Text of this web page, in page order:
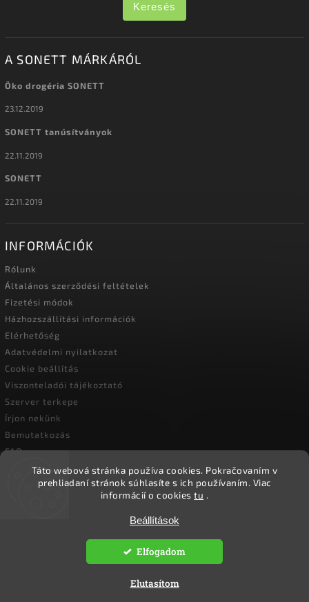
Táto webová stránka používa cookies. Pokračovaním v
prehliadaní stránok súhlasíte s ich používaním. Viac
informácií o cookiestu .
Beállítások
Elutasítom
Elfogadom
Keresés
A SONETT MÁRKÁRÓL
Öko drogéria SONETT
23.12.2019
SONETT tanúsítványok
22.11.2019
SONETT
22.11.2019
INFORMÁCIÓK
Rólunk
Általános szerződési feltételek
Fizetési módok
Házhozszállítási információk
Elérhetőség
Adatvédelmi nyilatkozat
Cookie beállítás
Viszonteladói tájékoztató
Szerver terkepe
Írjon nekünk
Bemutatkozás
FAQ
Vásárlási útmutató
Ökoember. Minden jog fenntartva.
Süti beállítások szerkesztése
Shoptet| DesignShoptak.cz.